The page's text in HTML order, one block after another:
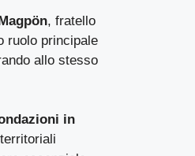
, fratello
ruolo principale
allo stesso
in